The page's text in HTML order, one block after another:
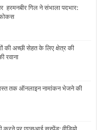
गिल ने संभाला पदभार:
की अच्छी सेहत के लिए क्षेत्र की
रवाना
तक ऑनलाइन नामांकन भेजने की